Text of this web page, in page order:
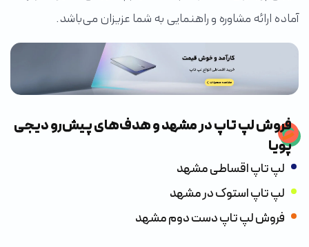
آماده ارائه مشاوره و راهنمایی به شما عزیزان می‌باشد.
فروش لپ تاپ در مشهد و هدف‌های پیش‌رو دیجی
پویا
لپ تاپ اقساطی مشهد
لپ تاپ استوک در مشهد
فروش لپ تاپ دست دوم مشهد